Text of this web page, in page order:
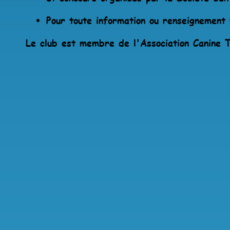
Pour toute information ou
Le club est membre de l'Association